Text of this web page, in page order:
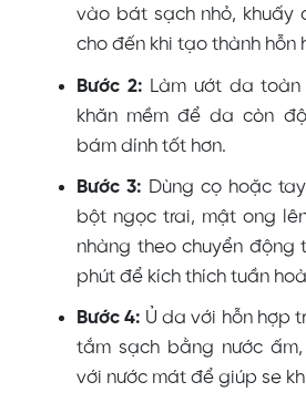
vào bát sạch nhỏ, khuấy
cho đến khi tạo thành hỗn
Bước 2: Làm ướt da
khăn mềm để da còn
bám dính tốt hơn.
Bước 3: Dùng cọ hoặc
bột ngọc trai, mật ong
nhàng theo chuyển động
phút để kích thích tuần
Bước 4: Ủ da với hỗn hợp
tắm sạch bằng nước
với nước mát để giúp se